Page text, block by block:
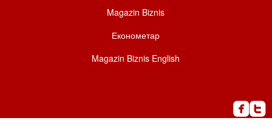
Magazin Biznis
Економетар
Magazin Biznis English